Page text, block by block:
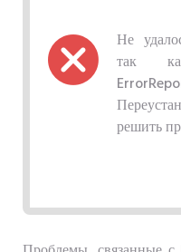
Не
так
решить